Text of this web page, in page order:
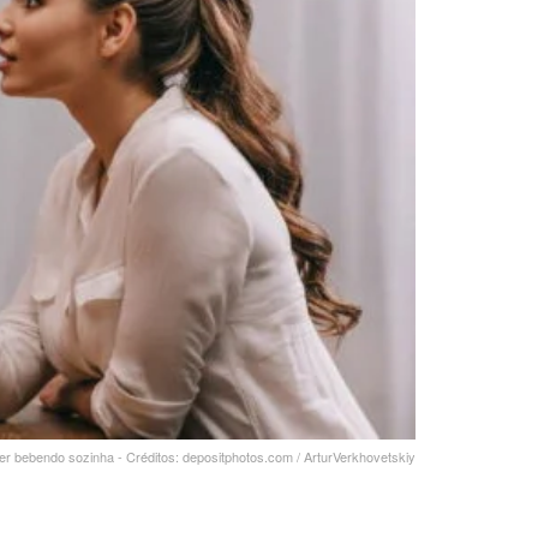
bebendo sozinha - Créditos: depositphotos.com / ArturVerkhovetskiy